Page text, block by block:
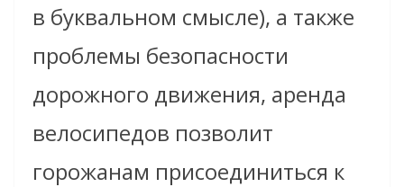
в буквальном смысле), а также
проблемы безопасности
дорожного движения, аренда
велосипедов позволит
горожанам присоединиться к